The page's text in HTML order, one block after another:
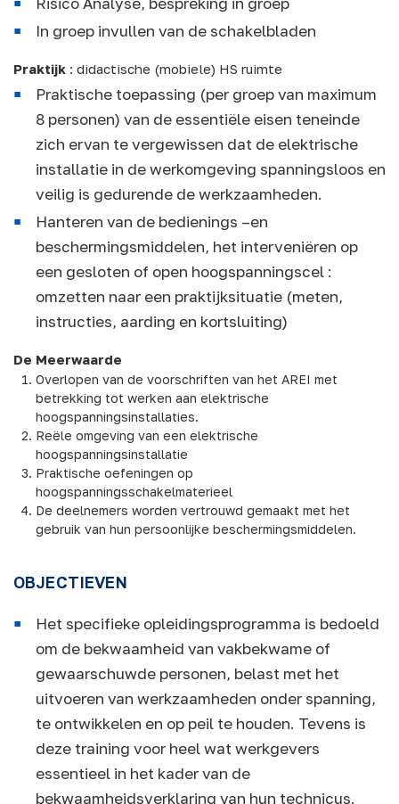
In groep invullen van de schakelbladen
Praktijk : didactische (mobiele) HS ruimte
Praktische toepassing (per groep van maximum
8 personen) van de essentiële eisen teneinde
zich ervan te vergewissen dat de elektrische
installatie in de werkomgeving spanningsloos en
veilig is gedurende de werkzaamheden.
Hanteren van de bedienings –en
beschermingsmiddelen, het interveniëren op
een gesloten of open hoogspanningscel :
omzetten naar een praktijksituatie (meten,
instructies, aarding en kortsluiting)
De Meerwaarde
Overlopen van de voorschriften van het AREI met
betrekking tot werken aan elektrische
hoogspanningsinstallaties.
Reële omgeving van een elektrische
hoogspanningsinstallatie
Praktische oefeningen op
hoogspanningsschakelmaterieel
De deelnemers worden vertrouwd gemaakt met het
gebruik van hun persoonlijke beschermingsmiddelen.
OBJECTIEVEN
Het specifieke opleidingsprogramma is bedoeld
om de bekwaamheid van vakbekwame of
gewaarschuwde personen, belast met het
uitvoeren van werkzaamheden onder spanning,
te ontwikkelen en op peil te houden. Tevens is
deze training voor heel wat werkgevers
essentieel in het kader van de
bekwaamheidsverklaring van hun technicus.